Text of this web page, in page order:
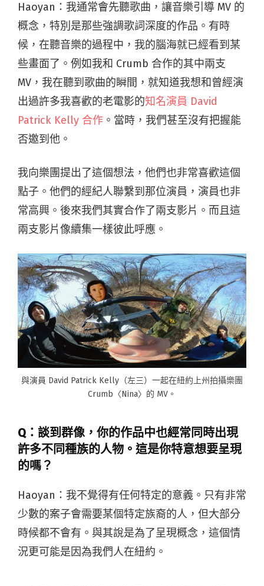
Haoyan： 我通常會先聽歌曲，讓音樂引導 MV 的
概念，特別是那些強調歌詞深度的作品。有時
候，在聽音樂的過程中，我的腦海就已經看到某
些畫面了。例如我和 Crumb 合作的其中兩支
MV，我在聽到歌曲的瞬間，就知道我想和曾經演
出過許多我喜歡的老電影的知名演員 David
Patrick Kelly 合作 。當時，我們甚至沒有把握能
否邀到他。
我向樂團提出了這個想法，他們也非常喜歡這個
點子。他們的經紀人聯繫到那位演員，演員也非
常高興。後來我們其實合作了兩支影片。而且這
兩支影片像續集一樣彼此呼應。
與演員 David Patrick Kelly（左三）一起在紐約上州拍攝樂團
Crumb〈Nina〉的 MV。
Q：談到群像，你的作品中也經常同時出現
許多不同種族的人物。這是你特意想要呈現
的嗎？
Haoyan： 我不覺得有任何特定的意義。只有非常
少數的案子會需要某個特定族裔的人，但大部分
時候都不會有。與其說是為了呈現概念，這個情
況更可能是因為我們人在紐約。